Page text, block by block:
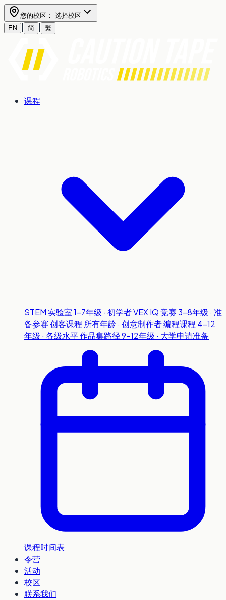
您的校区： 选择校区
EN
简 繁
课程
STEM 实验室1-7年级 · 初学者VEX IQ 竞赛3-8年级 · 准
备参赛创客课程 所有年龄 · 创意制作者编程课程 4-12
年级 · 各级水平作品集路径9-12年级 · 大学申请准备
课程时间表
令营
活动
校区
联系我们